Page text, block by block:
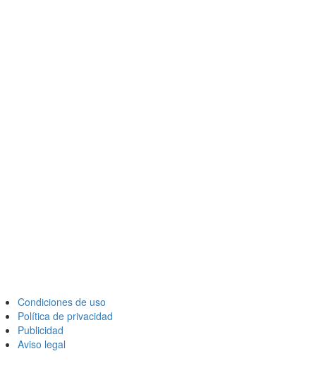
Condiciones de uso
Política de privacidad
Publicidad
Aviso legal